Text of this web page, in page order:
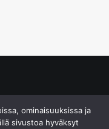
ominaisuuksissa ja
sivustoa hyväksyt